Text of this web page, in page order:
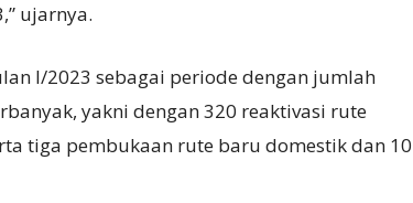
ujarnya.
I/2023 sebagai periode dengan jumlah
yakni dengan 320 reaktivasi rute
tiga pembukaan rute baru domestik dan 10